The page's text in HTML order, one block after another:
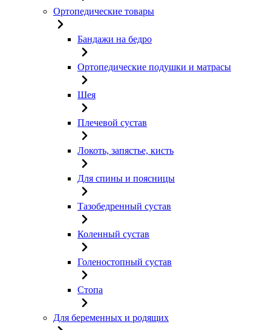
Ортопедические товары
Бандажи на бедро
Ортопедические подушки и матрасы
Шея
Плечевой сустав
Локоть, запястье, кисть
Для спины и поясницы
Тазобедренный сустав
Коленный сустав
Голеностопный сустав
Стопа
Для беременных и родящих